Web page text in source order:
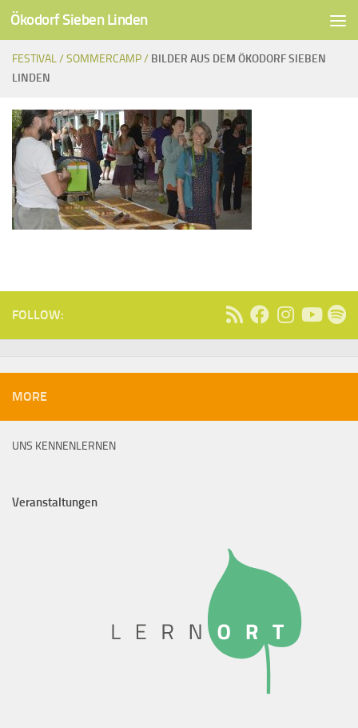
Unter dem Inhalt
Ökodorf Sieben Linden
FESTIVAL /SOMMERCAMP / BILDER AUS DEM ÖKODORF SIEBEN
LINDEN
FOLLOW:
MORE
UNS KENNENLERNEN
Veranstaltungen